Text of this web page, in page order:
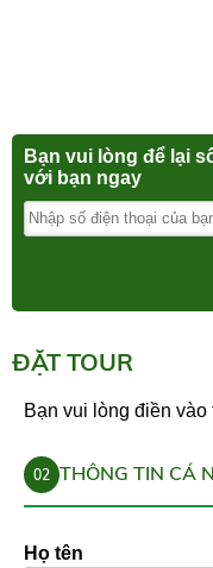
Bạn vui lòng để lại
với bạn ngay
ĐẶT TOUR
Bạn vui lòng điền
02 THÔNG TIN CÁ
Họ tên